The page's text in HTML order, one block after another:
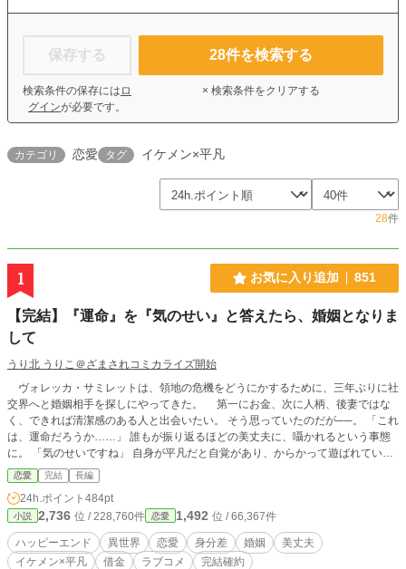
保存する
検索条件の保存には ロ
グインが必要です。
28件を検索する
× 検索条件をクリアする
カテゴリ 恋愛 タグ イケメン×平凡
28件
1 お気に入り追加 851
【完結】『運命』を『気のせい』と答えたら、婚姻となりま
して
うり北 うりこ＠ざまされコミカライズ開始
ヴォレッカ・サミレットは、領地の危機をどうにかするために、三年ぶりに社
交界へと婚姻相手を探しにやってきた。 第一にお金、次に人柄、後妻ではな
く、できれば清潔感のある人と出会いたい。 そう思っていたのだが──。 「これ
は、運命だろうか……」 誰もが振り返るほどの美丈夫に、囁かれるという事態
に。 「気のせいですね」 自身が平凡だと自覚があり、からかって遊ばれている
と思って、そう答えたヴォレッカ。 だが、これがすべての始まりであった。
超絶平凡令嬢と、女性が苦手な美丈夫の織りなす、どこかかみ合わない婚姻ラブ
ストーリー。 全43話＋番外編です。
恋愛 完結 長編
24h.ポイント 484pt
小説 2,736 位 / 228,760件 恋愛 1,492 位 / 66,367件
ハッピーエンド 異世界 恋愛 身分差 婚姻
美丈夫
イケメン×平凡
借金 ラブコメ 完結確約